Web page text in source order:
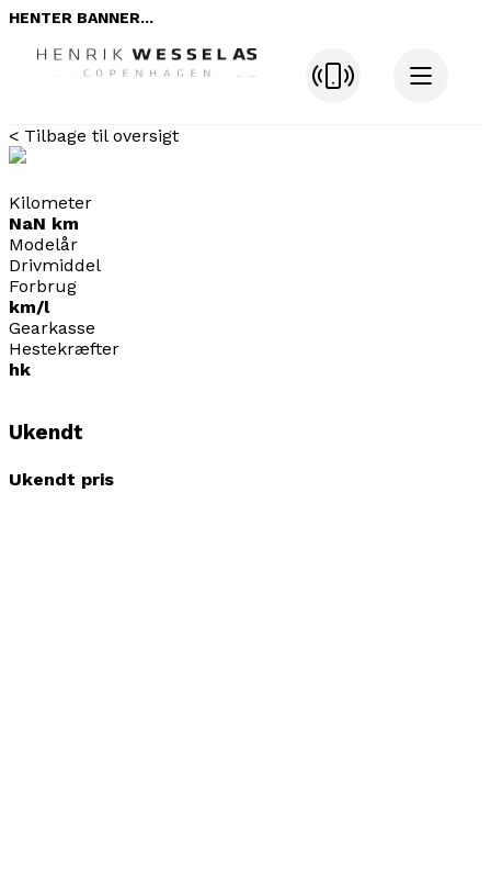
HENTER BANNER...
< Tilbage til oversigt
Kilometer
NaN km
Modelår
Drivmiddel
Forbrug
km/l
Gearkasse
Hestekræfter
hk
Ukendt
Ukendt pris